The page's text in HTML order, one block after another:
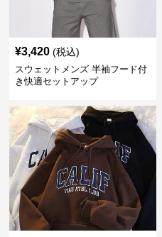
¥3,420 (税込)
スウェットメンズ 半袖フード付
き快適セットアップ